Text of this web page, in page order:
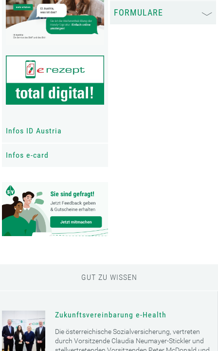
Infos ID Austria
Infos e-card
FORMULARE
GUT ZU WISSEN
Zukunftsvereinbarung e-Health
Die österreichische Sozialversicherung, vertreten
durch Vorsitzende Claudia Neumayer-Stickler und